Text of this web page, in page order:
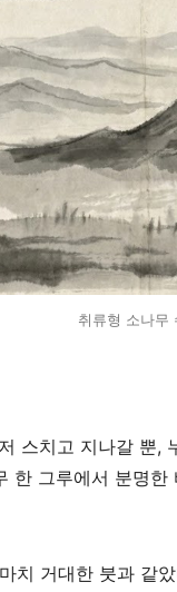
취류형 소나무
스치고 지나갈 뿐,
한 그루에서 분명
치 거대한 붓과 같